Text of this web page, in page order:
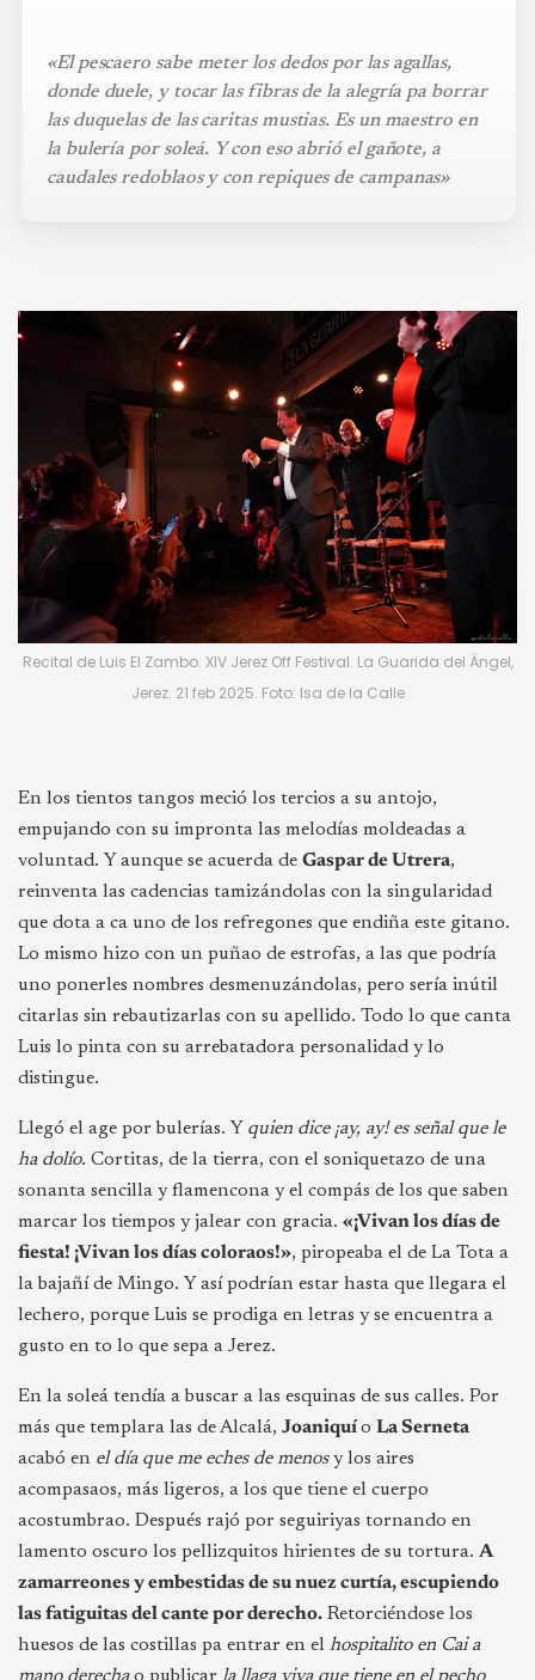
«El pescaero sabe meter los dedos por las agallas,
donde duele, y tocar las fibras de la alegría pa borrar
las duquelas de las caritas mustias. Es un maestro en
la bulería por soleá. Y con eso abrió el gañote, a
caudales redoblaos y con repiques de campanas»
Recital de Luis El Zambo. XIV Jerez Off Festival. La Guarida del Ángel,
Jerez. 21 feb 2025. Foto: Isa de la Calle
En los tientos tangos meció los tercios a su antojo,
empujando con su impronta las melodías moldeadas a
voluntad. Y aunque se acuerda de Gaspar de Utrera,
reinventa las cadencias tamizándolas con la singularidad
que dota a ca uno de los refregones que endiña este gitano.
Lo mismo hizo con un puñao de estrofas, a las que podría
uno ponerles nombres desmenuzándolas, pero sería inútil
citarlas sin rebautizarlas con su apellido. Todo lo que canta
Luis lo pinta con su arrebatadora personalidad y lo
distingue.
Llegó el age por bulerías. Y quien dice ¡ay, ay! es señal que le
ha dolío. Cortitas, de la tierra, con el soniquetazo de una
sonanta sencilla y flamencona y el compás de los que saben
marcar los tiempos y jalear con gracia. «¡Vivan los días de
fiesta! ¡Vivan los días coloraos!», piropeaba el de La Tota a
la bajañí de Mingo. Y así podrían estar hasta que llegara el
lechero, porque Luis se prodiga en letras y se encuentra a
gusto en to lo que sepa a Jerez.
En la soleá tendía a buscar a las esquinas de sus calles. Por
más que templara las de Alcalá, Joaniquío La Serneta
acabó en el día que me eches de menosy los aires
acompasaos, más ligeros, a los que tiene el cuerpo
acostumbrao. Después rajó por seguiriyas tornando en
lamento oscuro los pellizquitos hirientes de su tortura. A
zamarreones y embestidas de su nuez curtía, escupiendo
las fatiguitas del cante por derecho. Retorciéndose los
huesos de las costillas pa entrar en el hospitalito en Cai a